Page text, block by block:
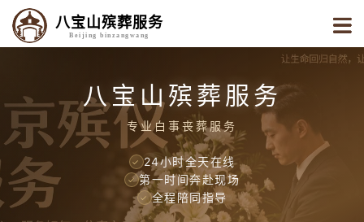
八宝山殡葬服务
Beijing binzangwang
八宝山殡葬服务
专业白事丧葬服务
✓ 24小时全天在线
✓ 第一时间奔赴现场
✓ 全程陪同指导